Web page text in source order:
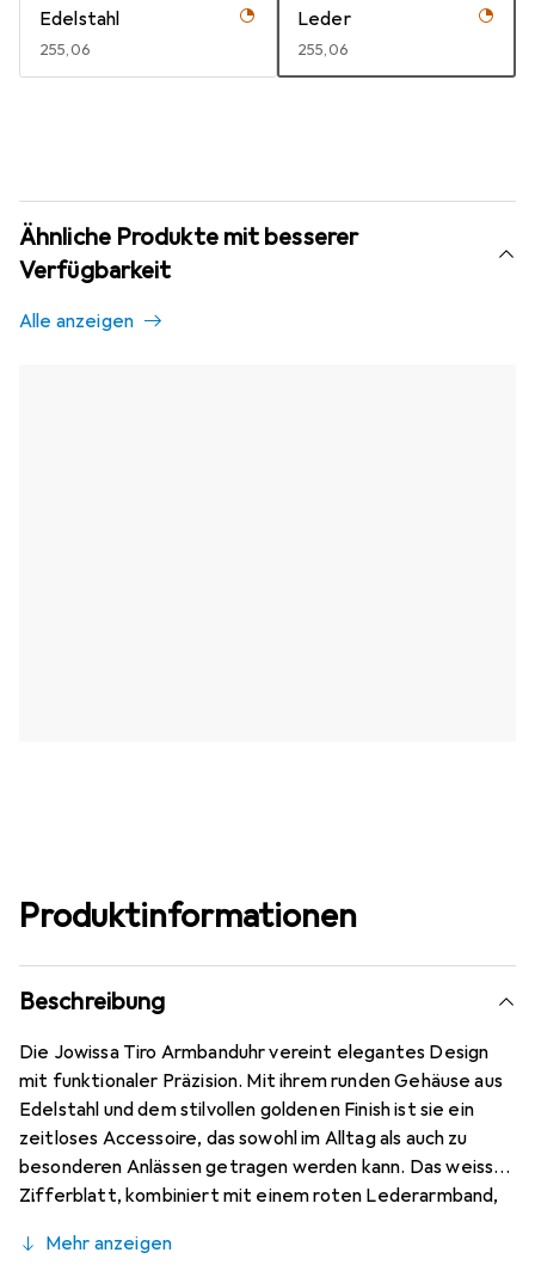
Edelstahl
EUR
255,06
Leder
EUR
255,06
Ähnliche Produkte mit besserer
Verfügbarkeit
Alle anzeigen
Produktinformationen
Beschreibung
Die Jowissa Tiro Armbanduhr vereint elegantes Design
mit funktionaler Präzision. Mit ihrem runden Gehäuse aus
Edelstahl und dem stilvollen goldenen Finish ist sie ein
zeitloses Accessoire, das sowohl im Alltag als auch zu
besonderen Anlässen getragen werden kann. Das weisse
Zifferblatt, kombiniert mit einem roten Lederarmband,
Uhr eine moderne Note. Ausgestattet mit einem
Mehr anzeigen